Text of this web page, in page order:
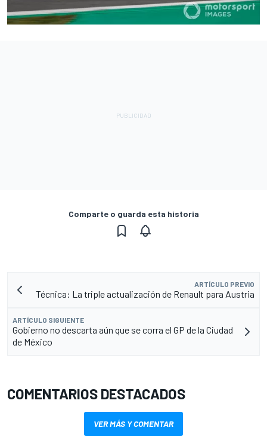
Comparte o guarda esta historia
ARTÍCULO PREVIO
Técnica: La triple actualización de Renault para Austria
ARTÍCULO SIGUIENTE
Gobierno no descarta aún que se corra el GP de la Ciudad
de México
COMENTARIOS DESTACADOS
VER MÁS Y COMENTAR